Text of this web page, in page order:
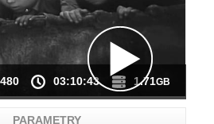
03:10:43 1.71GB
PARAMETRY